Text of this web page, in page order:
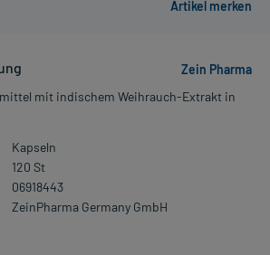
Zein Pharma
mit indischem Weihrauch-Extrakt in
Kapseln
120 St
06918443
ZeinPharma Germany GmbH